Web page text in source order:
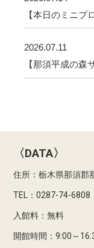
【本日のミニプ
2026.07.11
【那須平成の森
〈DATA〉
住所：栃木県那須郡
TEL：0287-74-6808
入館料：無料
開館時間：9:00～